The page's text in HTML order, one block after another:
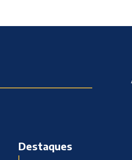
Destaques